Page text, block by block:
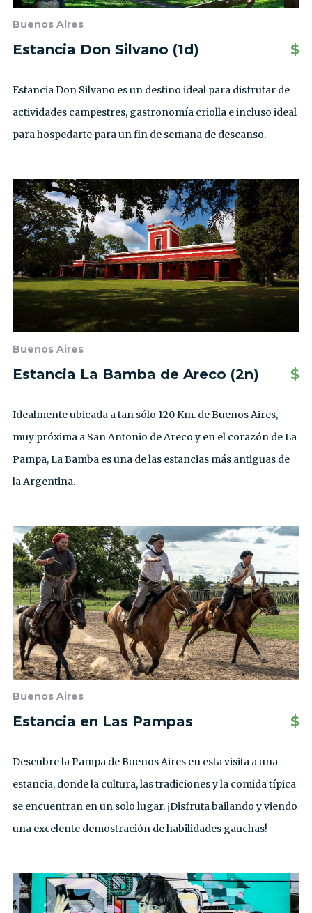
Buenos Aires
Estancia Don Silvano (1d) $
Estancia Don Silvano es un destino ideal para disfrutar de
actividades campestres, gastronomía criolla e incluso ideal
para hospedarte para un fin de semana de descanso.
Buenos Aires
Estancia La Bamba de Areco (2n) $
Idealmente ubicada a tan sólo 120 Km. de Buenos Aires,
muy próxima a San Antonio de Areco y en el corazón de La
Pampa, La Bamba es una de las estancias más antiguas de
la Argentina.
Buenos Aires
Estancia en Las Pampas $
Descubre la Pampa de Buenos Aires en esta visita a una
estancia, donde la cultura, las tradiciones y la comida típica
se encuentran en un solo lugar. ¡Disfruta bailando y viendo
una excelente demostración de habilidades gauchas!